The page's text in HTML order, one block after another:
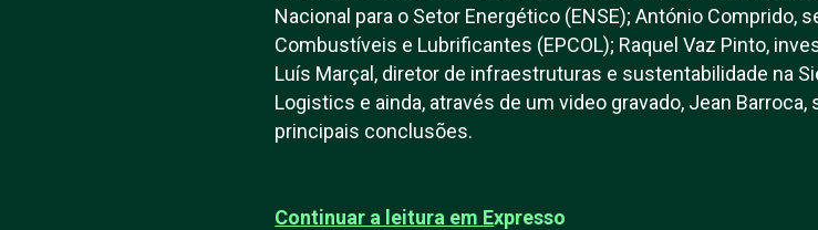
Nacional para o Setor Energético (ENSE); António Comprido,
Combustíveis e Lubrificantes (EPCOL); Raquel Vaz Pinto,
Luís Marçal, diretor de infraestruturas e sustentabilidade na
Logistics e ainda, através de um video gravado, Jean
principais conclusões.
Continuar a leitura em Expresso